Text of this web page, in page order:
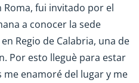
Roma, fui invitado por el
a conocer la sede
Regio de Calabria, una de
Por esto lleguè para estar
enamoré del lugar y me